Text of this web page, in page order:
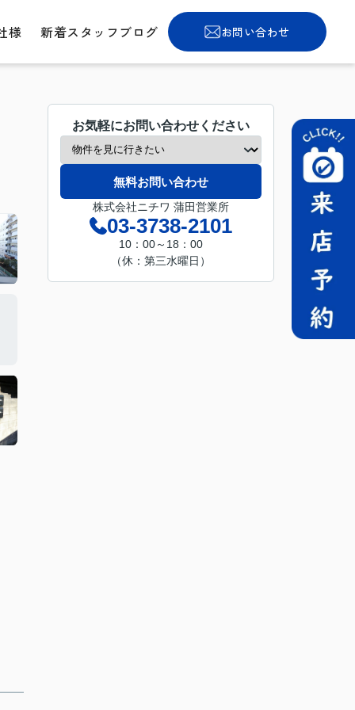
様 新着スタッフブログ お問い合わせ
お気軽にお問い合わせください
無料お問い合わせ
株式会社ニチワ 蒲田営業所
03-3738-2101
10：00～18：00
（休：第三水曜日）